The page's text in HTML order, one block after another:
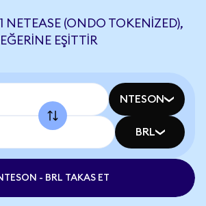
NETEASE (ONDO TOKENIZED),
EŞITTIR
NTESON
BRL
- BRL TAKAS ET